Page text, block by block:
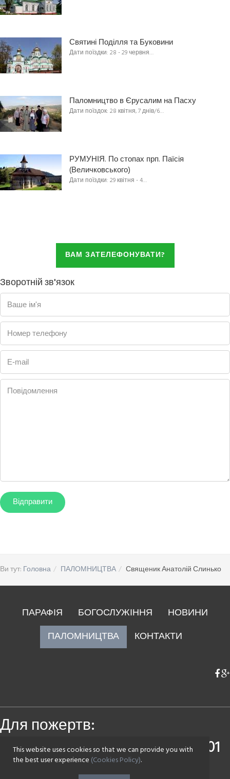
Святині Поділля та Буковини
Дати поїздки: 28 - 29 червня…
Паломництво в Єрусалим на Пасху
Дати поїздок: 28 квітня, 7 днів/6…
РУМУНІЯ. По стопах прп. Паїсія
(Величковського)
Дати поїздки: 29 квітня - 4…
ВАМ ЗАТЕЛЕФОНУВАТИ?
Зворотній зв'язок
Ваше ім'я
Номер телефону
E-mail
Повідомлення
Ви тут: Головна ПАЛОМНИЦТВА Священик Анатолій Слинько
ПАРАФІЯ БОГОСЛУЖІННЯ
НОВИНИ
ПАЛОМНИЦТВА
КОНТАКТИ
Для пожертв:
Приватбанк4149 4393 0083 7501
Монобанк4441 1144 2142 7590
This website uses cookies so that we can provide you with
the best user experience (Cookies Policy).